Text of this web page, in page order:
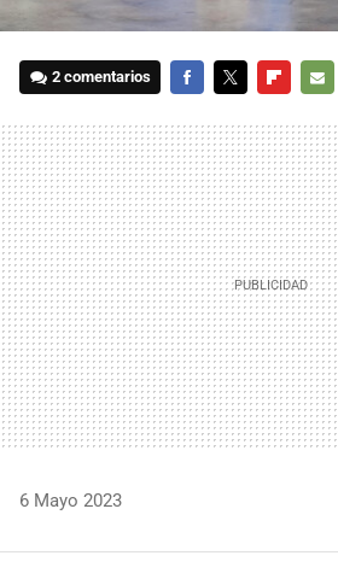
2 comentarios
MAIL
6 Mayo 2023